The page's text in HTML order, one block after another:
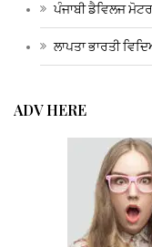
ਪੰਜਾਬੀ ਡੈਵਿਲਜ
ਲਾਪਤਾ ਭਾਰਤੀ
ADV HERE